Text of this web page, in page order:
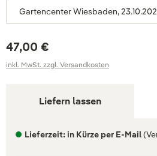
47,00 €
inkl. MwSt. zzgl. Versandkosten
Liefern lassen
Lieferzeit: in Kürze per E-Mail